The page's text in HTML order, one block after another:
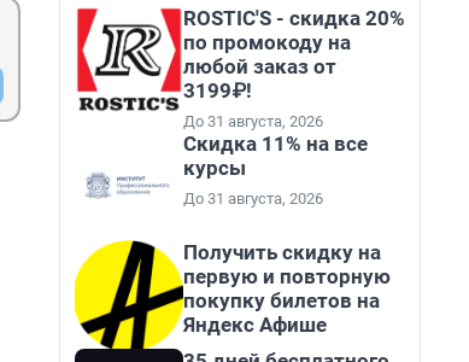
ROSTIC'S - скидка 20%
по промокоду на
любой заказ от
3199₽!
До 31 августа, 2026
Скидка 11% на все
курсы
До 31 августа, 2026
Получить скидку на
первую и повторную
покупку билетов на
Яндекс Афише